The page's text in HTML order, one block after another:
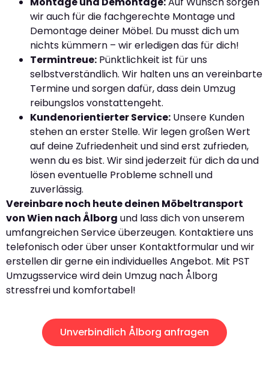
wir auch für die fachgerechte Montage und
Demontage deiner Möbel. Du musst dich um
nichts kümmern – wir erledigen das für dich!
Termintreue: Pünktlichkeit ist für uns
selbstverständlich. Wir halten uns an vereinbarte
Termine und sorgen dafür, dass dein Umzug
reibungslos vonstattengeht.
Kundenorientierter Service: Unsere Kunden
stehen an erster Stelle. Wir legen großen Wert
auf deine Zufriedenheit und sind erst zufrieden,
wenn du es bist. Wir sind jederzeit für dich da und
lösen eventuelle Probleme schnell und
zuverlässig.
Vereinbare noch heute deinen Möbeltransport
von Wien nach Ålborg und lass dich von unserem
umfangreichen Service überzeugen. Kontaktiere uns
telefonisch oder über unser Kontaktformular und wir
erstellen dir gerne ein individuelles Angebot. Mit PST
Umzugsservice wird dein Umzug nach Ålborg
stressfrei und komfortabel!
Unverbindlich Ålborg anfragen